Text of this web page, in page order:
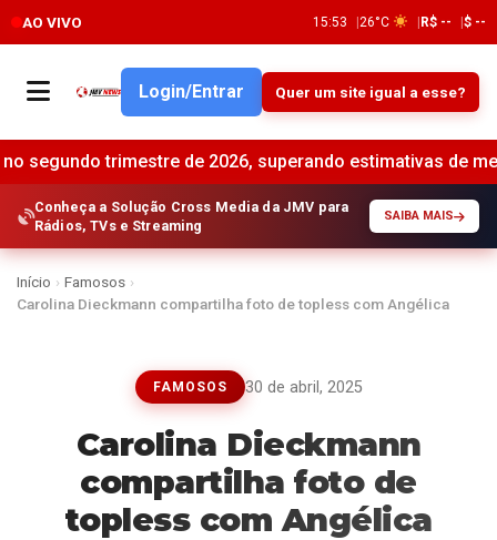
AO VIVO 15:53 26°C R$ -- $ --
Login/Entrar Quer um site igual a esse?
de 2026, superando estimativas de mercado •
Conheça a Solução Cross Media da JMV para
Rádios, TVs e Streaming
SAIBA MAIS
Início › Famosos ›
Carolina Dieckmann compartilha foto de topless com Angélica
FAMOSOS 30 de abril, 2025
Carolina Dieckmann
compartilha foto de
topless com Angélica